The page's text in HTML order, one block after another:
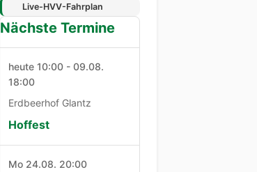
Live-HVV-Fahrplan
Nächste Termine
heute 10:00 - 09.08.
18:00
Erdbeerhof Glantz
Hoffest
Mo 24.08. 20:00